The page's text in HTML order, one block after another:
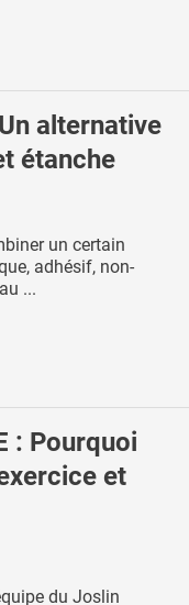
alternative
étanche
un certain
adhésif, non-
...
: Pourquoi
et
du Joslin